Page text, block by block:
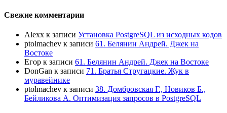
Свежие комментарии
Alexx к записи Установка PostgreSQL из исходных кодов
ptolmachev к записи 61. Белянин Андрей. Джек на
Востоке
Егор к записи 61. Белянин Андрей. Джек на Востоке
DonGan к записи 71. Братья Стругацкие. Жук в
муравейнике
ptolmachev к записи 38. Домбровская Г., Новиков Б.,
Бейликова А. Оптимизация запросов в PostgreSQL